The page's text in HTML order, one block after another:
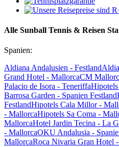
Alle Sunball Tennis & Reisen
Spanien:
Aldiana Andalusien - Festland
Grand Hotel - MallorcaCM
Palacio de Isora - TeneriffaHipotels
Barrosa Garden - Spanien Festland
FestlandHipotels Cala Millor -
- MallorcaHipotels Sa Coma -
MallorcaHotel Jardin Tecina - La
- MallorcaOKU Andalusia -
MallorcaRoca Nivaria Gran Hotel